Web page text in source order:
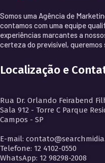
Somos uma Agência de
contamos com uma equipe
experiências marcantes a
certeza do previsível,
Localização e
Rua Dr. Orlando Feirabend
Sala 912 - Torre C Parque
Campos - SP
E-mail:
Telefone: 12 4102-0550
WhatsApp: 12 98298-2008